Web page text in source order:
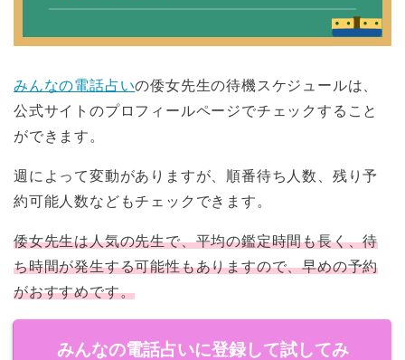
みんなの電話占いの倭女先生の待機スケジュールは、
公式サイトのプロフィールページでチェックすること
ができます。
週によって変動がありますが、順番待ち人数、残り予
約可能人数などもチェックできます。
倭女先生は人気の先生で、平均の鑑定時間も長く、待
ち時間が発生する可能性もありますので、早めの予約
がおすすめです。
みんなの電話占いに登録して試してみ